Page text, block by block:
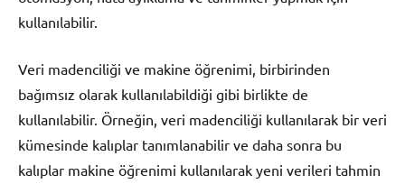
kullanılabilir.
Veri madenciliği ve makine öğrenimi, birbirinden
bağımsız olarak kullanılabildiği gibi birlikte de
kullanılabilir. Örneğin, veri madenciliği kullanılarak bir veri
kümesinde kalıplar tanımlanabilir ve daha sonra bu
kalıplar makine öğrenimi kullanılarak yeni verileri tahmin